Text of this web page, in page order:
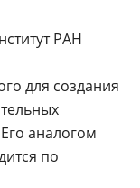
РАН
для создания
аналогом
по